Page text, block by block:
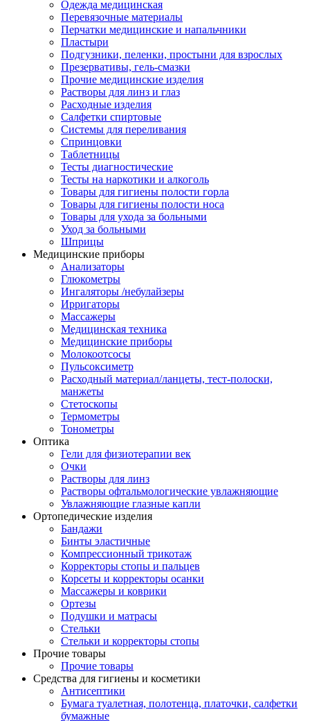
Одежда медицинская
Перевязочные материалы
Перчатки медицинские и напальчники
Пластыри
Подгузники, пеленки, простыни для взрослых
Презервативы, гель-смазки
Прочие медицинские изделия
Растворы для линз и глаз
Расходные изделия
Салфетки спиртовые
Системы для переливания
Спринцовки
Таблетницы
Тесты диагностические
Тесты на наркотики и алкоголь
Товары для гигиены полости горла
Товары для гигиены полости носа
Товары для ухода за больными
Уход за больными
Шприцы
Медицинские приборы
Анализаторы
Глюкометры
Ингаляторы /небулайзеры
Ирригаторы
Массажеры
Медицинская техника
Медицинские приборы
Молокоотсосы
Пульсоксиметр
Расходный материал/ланцеты, тест-полоски,
манжеты
Стетоскопы
Термометры
Тонометры
Оптика
Гели для физиотерапии век
Очки
Растворы для линз
Растворы офтальмологические увлажняющие
Увлажняющие глазные капли
Ортопедические изделия
Бандажи
Бинты эластичные
Компрессионный трикотаж
Корректоры стопы и пальцев
Корсеты и корректоры осанки
Массажеры и коврики
Ортезы
Подушки и матрасы
Стельки
Стельки и корректоры стопы
Прочие товары
Прочие товары
Средства для гигиены и косметики
Антисептики
Бумага туалетная, полотенца, платочки, салфетки
бумажные